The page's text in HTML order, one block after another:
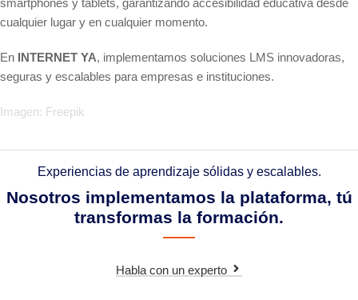
smartphones y tablets, garantizando accesibilidad educativa desde
cualquier lugar y en cualquier momento.
En INTERNET YA, implementamos soluciones LMS innovadoras,
seguras y escalables para empresas e instituciones.
Imagen: Freepik
Experiencias de aprendizaje sólidas y escalables.
Nosotros implementamos la plataforma, tú
transformas la formación.
Habla con un experto